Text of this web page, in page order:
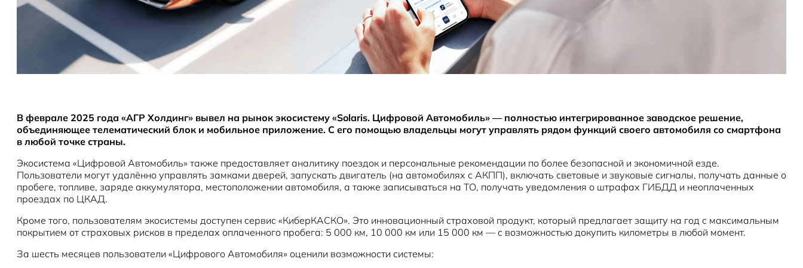
В феврале 2025 года «АГР Холдинг» вывел на рынок экосистему «Solaris. Цифровой Автомобиль» — полностью интегрированное заводское решение,
объединяющее телематический блок и мобильное приложение. С его помощью владельцы могут управлять рядом функций своего автомобиля со смартфона
в любой точке страны.
Экосистема «Цифровой Автомобиль» также предоставляет аналитику поездок и персональные рекомендации по более безопасной и экономичной езде.
Пользователи могут удалённо управлять замками дверей, запускать двигатель (на автомобилях с АКПП), включать световые и звуковые сигналы, получать данные о
пробеге, топливе, заряде аккумулятора, местоположении автомобиля, а также записываться на ТО, получать уведомления о штрафах ГИБДД и неоплаченных
проездах по ЦКАД.
Кроме того, пользователям экосистемы доступен сервис «КиберКАСКО». Это инновационный страховой продукт, который предлагает защиту на год с максимальным
покрытием от страховых рисков в пределах оплаченного пробега: 5 000 км, 10 000 км или 15 000 км — с возможностью докупить километры в любой момент.
За шесть месяцев пользователи «Цифрового Автомобиля» оценили возможности системы: